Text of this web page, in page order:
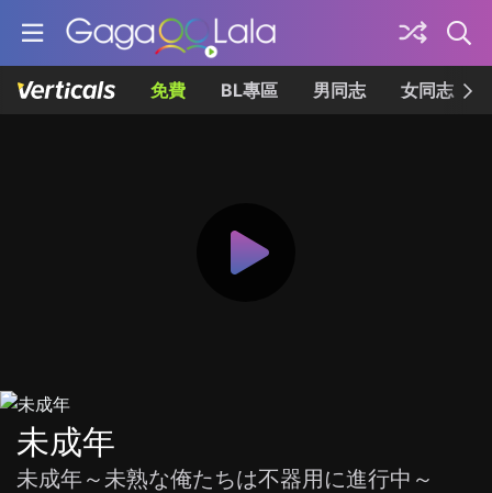
免費 BL專區 男同志 女同志
未成年
未成年～未熟な俺たちは不器用に進行中～